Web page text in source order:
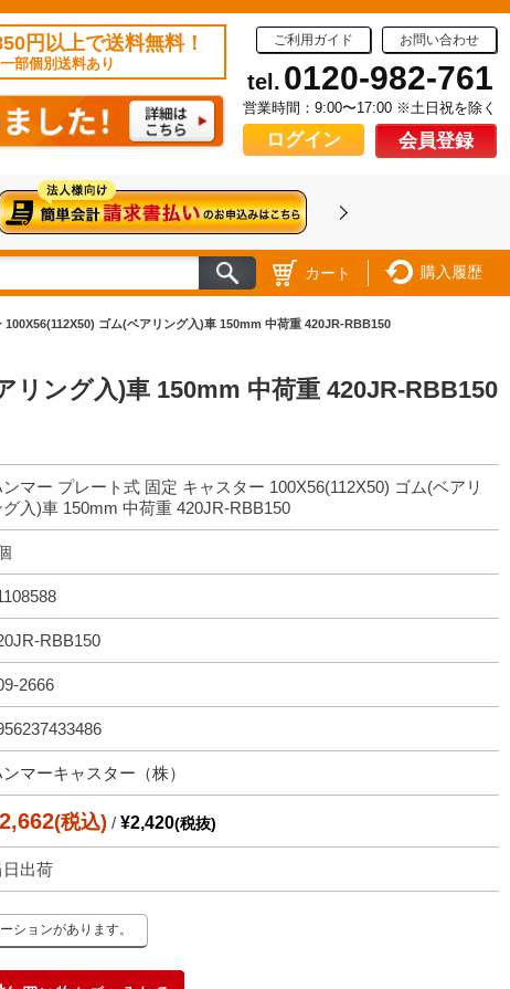
円以上で送料無料！
部個別送料あり
ご利用ガイド お問い合わせ
tel. 0120-982-761
営業時間：9:00〜17:00 ※土日祝を除く
ログイン 会員登録
カート 購入履歴
ゴム(ベアリング入)車 150mm 中荷重 420JR-RBB150
リング入)車 150mm 中荷重 420JR-RBB150
マー プレート式 固定 キャスター 100X56(112X50) ゴム(ベアリ
グ入)車 150mm 中荷重 420JR-RBB150
RBB150
2666
マーキャスター（株）
(税込) / ¥2,420(税抜)
日出荷
ションがあります。